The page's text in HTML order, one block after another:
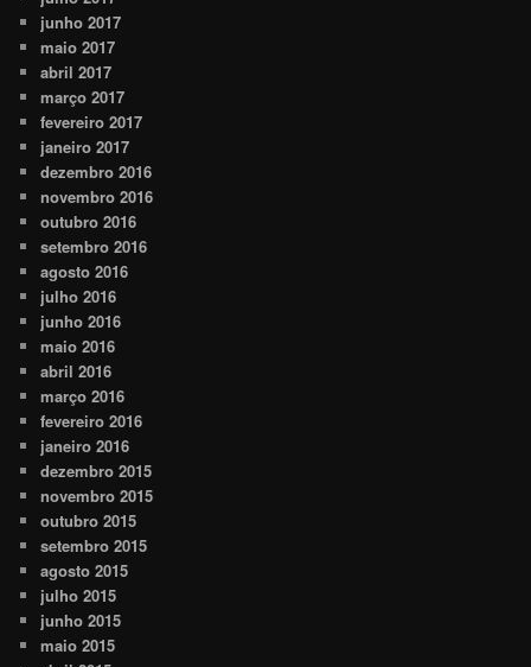
junho 2017
maio 2017
abril 2017
março 2017
fevereiro 2017
janeiro 2017
dezembro 2016
novembro 2016
outubro 2016
setembro 2016
agosto 2016
julho 2016
junho 2016
maio 2016
abril 2016
março 2016
fevereiro 2016
janeiro 2016
dezembro 2015
novembro 2015
outubro 2015
setembro 2015
agosto 2015
julho 2015
junho 2015
maio 2015